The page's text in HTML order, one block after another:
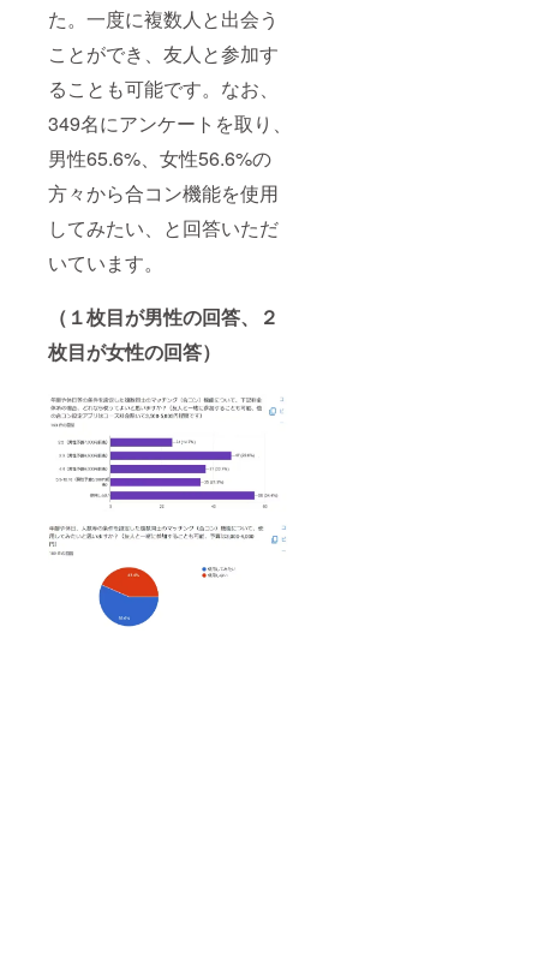
た。一度に複数人と出会う
ことができ、友人と参加す
ることも可能です。なお、
349名にアンケートを取り、
男性65.6%、女性56.6%の
方々から合コン機能を使用
してみたい、と回答いただ
いています。
（１枚目が男性の回答、２
枚目が女性の回答）